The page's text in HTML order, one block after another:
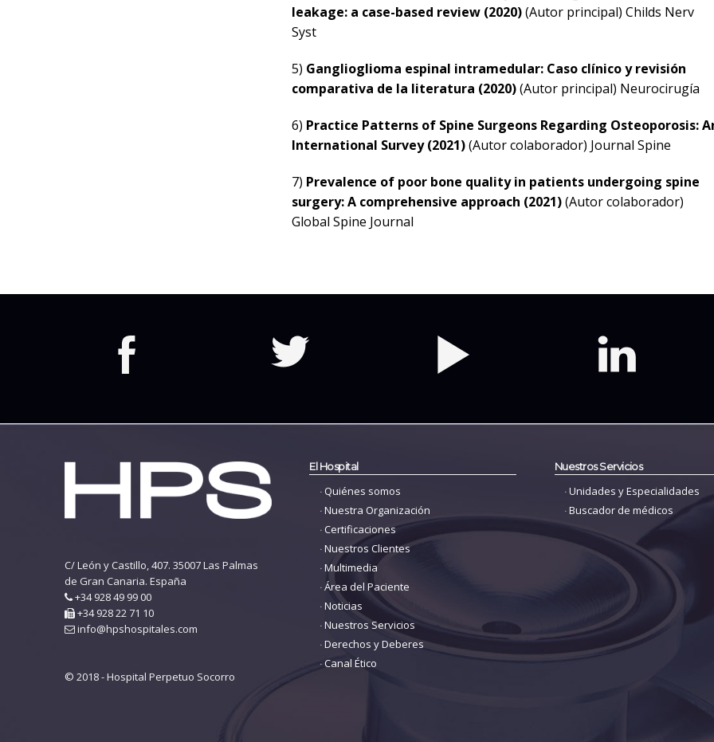
leakage: a case-based review (2020)(Autor principal) Childs Nerv
Syst
5) Ganglioglioma espinal intramedular: Caso clínico y revisión
comparativa de la literatura (2020)(Autor principal) Neurocirugía
6) Practice Patterns of Spine Surgeons Regarding Osteoporosis:
International Survey (2021)(Autor colaborador) Journal Spine
7) Prevalence of poor bone quality in patients undergoing spine
surgery: A comprehensive approach (2021)(Autor colaborador)
Global Spine Journal
C/ León y Castillo, 407. 35007 Las Palmas
de Gran Canaria. España
+34 928 49 99 00
+34 928 22 71 10
info@hpshospitales.com
© 2018 - Hospital Perpetuo Socorro
El Hospital
Quiénes somos
Nuestra Organización
Certificaciones
Nuestros Clientes
Multimedia
Área del Paciente
Noticias
Nuestros Servicios
Derechos y Deberes
Canal Ético
Nuestros Servicios
Unidades y Especialidades
Buscador de médicos